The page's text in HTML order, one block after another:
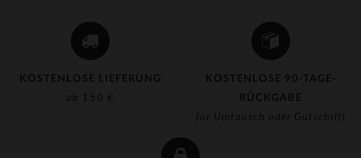
KOSTENLOSE LIEFERUNG
ab 150 €
KOSTENLOSE 90-TAGE-
RÜCKGABE
für Umtausch oder Gutschrift